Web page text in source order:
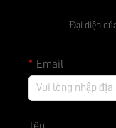
Đại diện
Email